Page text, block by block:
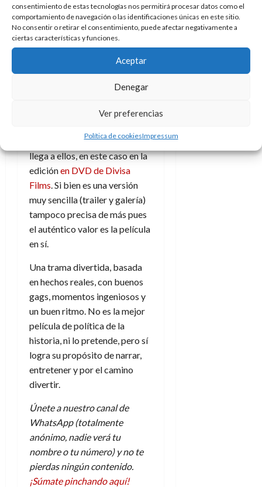
consentimiento de estas tecnologías nos permitirá procesar datos como el
comportamiento de navegación o las identificaciones únicas en este sitio.
No consentir o retirar el consentimiento, puede afectar negativamente a
ciertas características y funciones.
Aceptar
Denegar
Ver preferencias
Política de cookiesImpressum
Divertida y
edición
La mujer del presidente
en ocasiones pasan
que es después cuando uno
llega a ellos, en este caso en la
ediciónen DVD de Divisa
Films. Si bien es una versión
muy sencilla (trailer y galería)
tampoco precisa de más pues
el auténtico valor es la película
en sí.
Una trama divertida, basada
en hechos reales, con buenos
gags, momentos ingeniosos y
un buen ritmo. No es la mejor
película de política de la
historia, ni lo pretende, pero sí
logra su propósito de narrar,
entretener y por el camino
divertir.
Únete a nuestro canal de
WhatsApp (totalmente
anónimo, nadie verá tu
nombre o tu número) y no te
pierdas ningún contenido.
¡Súmate pinchando aquí!
9
de
de
8
julio
a
l
i
p
2026
r
m
a
S